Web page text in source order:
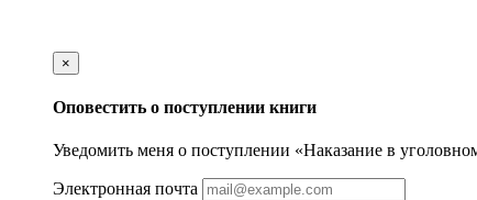
×
Оповестить о поступлении книги
Уведомить меня о поступлении «Наказание в
Электронная почта